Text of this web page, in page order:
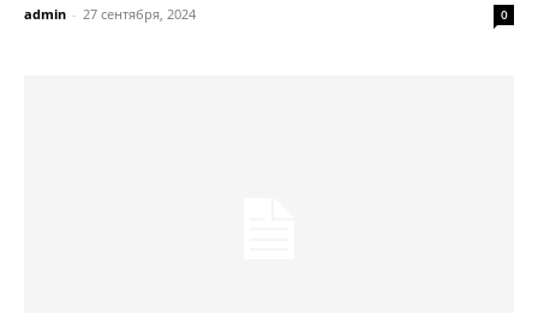
admin - 27 сентября, 2024 0